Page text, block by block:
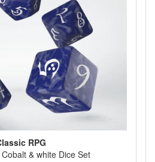
RPG
& white Dice Set